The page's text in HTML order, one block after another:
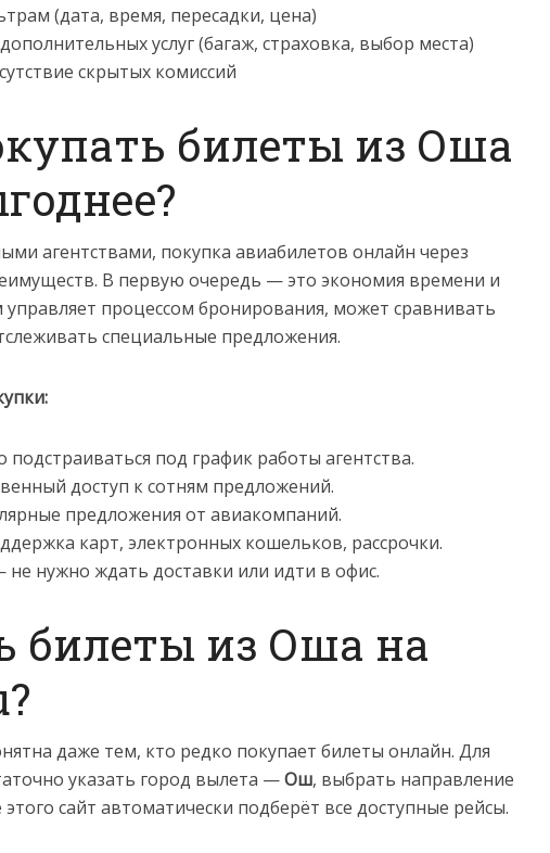
(дата, время, пересадки, цена)
услуг (багаж, страховка, выбор места)
скрытых комиссий
билеты из Оша
агентствами, покупка авиабилетов онлайн через
В первую очередь — это экономия времени и
управляет процессом бронирования, может сравнивать
специальные предложения.
под график работы агентства.
доступ к сотням предложений.
предложения от авиакомпаний.
карт, электронных кошельков, рассрочки.
не нужно ждать доставки или идти в офис.
билеты из Оша на
даже тем, кто редко покупает билеты онлайн. Для
указать город вылета —Ош, выбрать направление
сайт автоматически подберёт все доступные рейсы.